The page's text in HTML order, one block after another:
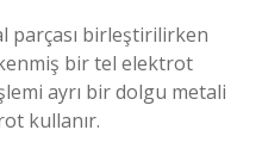
parçası birleştirilirken
bir tel elektrot
ayrı bir dolgu metali
kullanır.